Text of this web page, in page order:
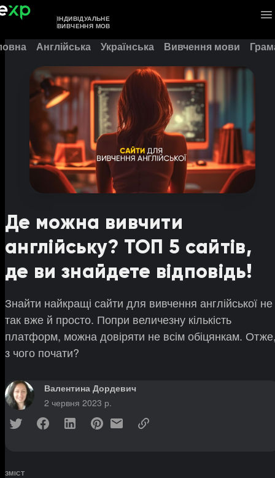
ІНДИВІДУАЛЬНЕ
ВИВЧЕННЯ МОВ
Англійська Українська Вивчення мови
Де можна вивчити
англійську? ТОП 5 сайтів,
де ви знайдете відповідь!
Знайти найкращі сайти для вивчення англійської не
так вже й просто. Попри величезну кількість
платформ, можна довіряти не всім обіцянкам.
з чого почати?
Валентина Дордевич
2 червня 2023 р.
ЗМІСТ